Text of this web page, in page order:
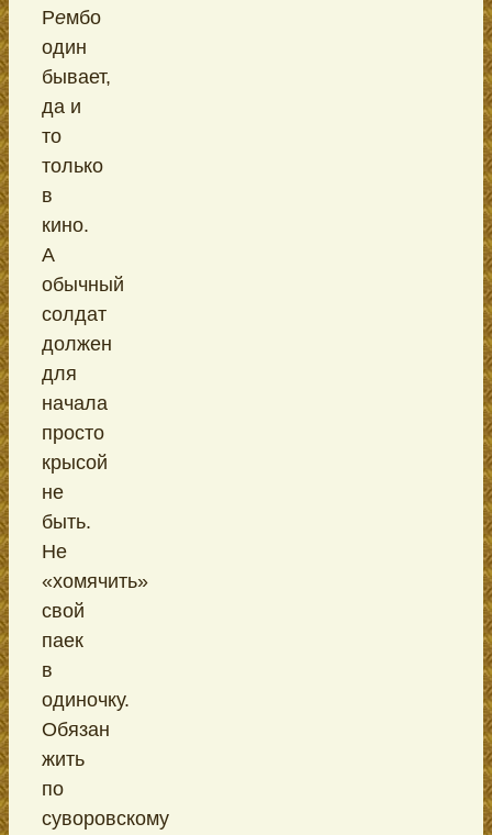
Рембо
один
бывает,
да и
то
только
в
кино.
А
обычный
солдат
должен
для
начала
просто
крысой
не
быть.
Не
«хомячить»
свой
паек
в
одиночку.
Обязан
жить
по
суворовскому